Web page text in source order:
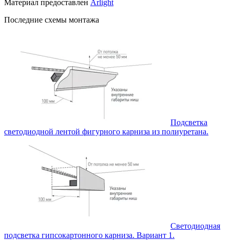
Материал предоставлен Arlight
Последние схемы монтажа
Подсветка
светодиодной лентой фигурного карниза из полиуретана.
Светодиодная
подсветка гипсокартонного карниза. Вариант 1.